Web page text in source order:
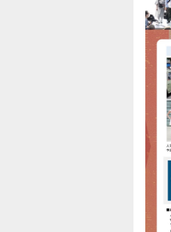
「Gulf
「
Gulf
Gulf
「
8/23
屋外
「関
「
「